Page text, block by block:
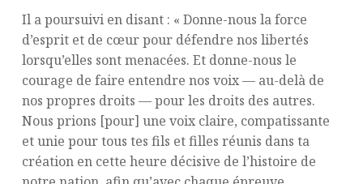
Il a poursuivi en disant : « Donne-nous la force
d’esprit et de cœur pour défendre nos libertés
lorsqu’elles sont menacées. Et donne-nous le
courage de faire entendre nos voix — au-delà de
nos propres droits — pour les droits des autres.
Nous prions [pour] une voix claire, compatissante
et unie pour tous tes fils et filles réunis dans ta
création en cette heure décisive de l’histoire de